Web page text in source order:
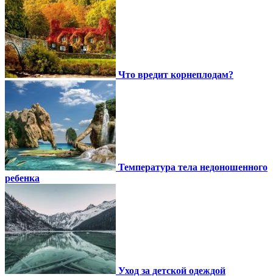
Что вредит корнеплодам?
Температура тела недоношенного
ребенка
Уход за детской одеждой